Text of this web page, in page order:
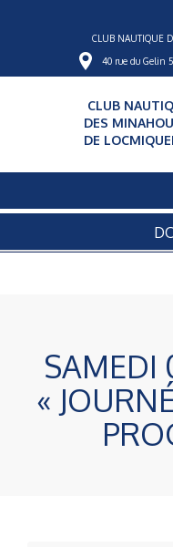
CLUB NAUTIQUE
40 rue du Gelin
CLUB
DES
DE
SAMEDI
«